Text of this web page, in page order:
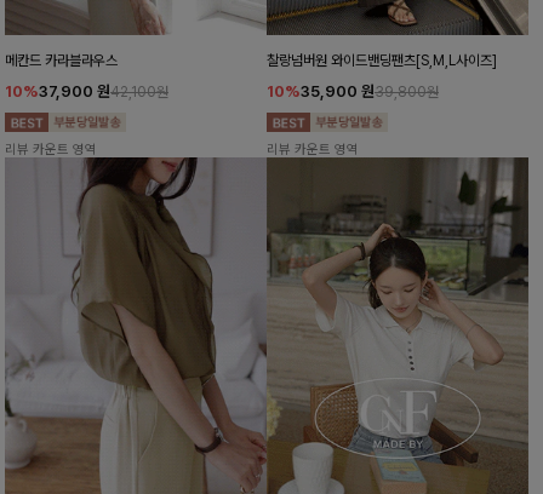
메칸드 카라블라우스
10%37,900 원42,100원
리뷰 카운트 영역
찰랑넘버원 와이드밴딩팬츠[S,M,L사이즈]
10%35,900 원39,800원
리뷰 카운트 영역